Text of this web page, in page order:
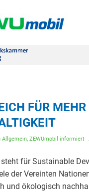
FÜR MEHR
Allgemein, ZEWUmobil informiert
für Sustainable
der Vereinten
und ökologisch